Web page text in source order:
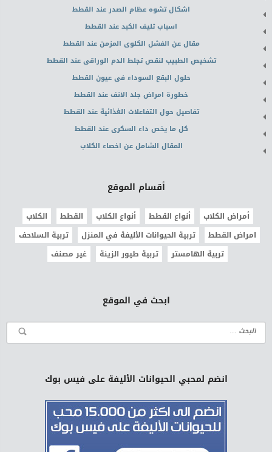
اشكال تشوه عظام الصدر عند القطط
اسباب تليف الكبد عند القطط
مقال عن الفشل الكلوى المزمن عند القطط
تشخيص الطبيب لنقص تجلط الدم الوراقى عند القطط
حلول البقع السوداء فى عيون القطط
خطورة امراض جلد الانف عند القطط
تفاصيل حول التفاعلات الغذائية عند القطط
كل ما يخص داء السكرى عند القطط
المقال الشامل عن اخصاء الكلاب
أقسام الموقع
أمراض الكلاب أنواع القطط أنواع الكلاب القطط
الكلاب
امراض القطط
تربية الحيوانات الأليفة في المنزل
تربية السلاحف
تربية الهامستر
تربية طيور الزينة غير مصنف
ابحث في الموقع
انضم لمحبي الحيوانات الأليفة على فيس بوك